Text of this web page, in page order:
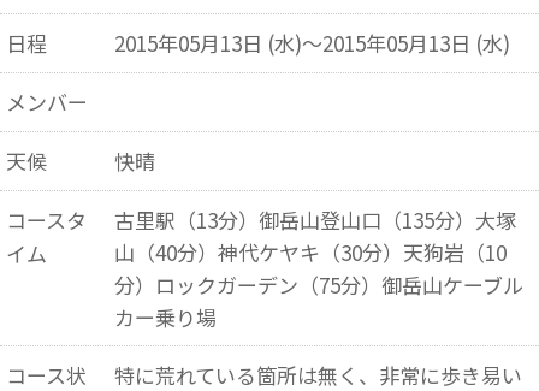
日程
2015年05月13日 (水)～2015年05月13日 (水)
メンバー
天候
快晴
コースタ
イム
古里駅（13分）御岳山登山口（135分）大塚
山（40分）神代ケヤキ（30分）天狗岩（10
分）ロックガーデン（75分）御岳山ケーブル
カー乗り場
コース状
特に荒れている箇所は無く、非常に歩き易い